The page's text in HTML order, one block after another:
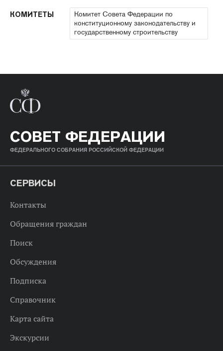
КОМИТЕТЫ
Комитет Совета Федерации по
конституционному законодательству и
государственному строительству
СОВЕТ ФЕДЕРАЦИИ
ФЕДЕРАЛЬНОГО СОБРАНИЯ РОССИЙСКОЙ ФЕДЕРАЦИИ
СЕРВИСЫ
Контакты
Обращения граждан
Поиск
Обсуждения
Подписка
Справочник
Карта сайта
Экскурсии